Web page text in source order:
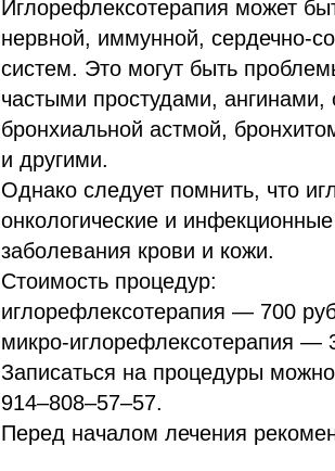
Иглорефлексотерапия может
нервной, иммунной, сердечно-
систем. Это могут быть
частыми простудами, ангинами,
бронхиальной астмой,
и другими.
Однако следует помнить, что
онкологические и
заболевания крови и кожи.
Стоимость процедур:
иглорефлексотерапия — 700
микро-иглорефлексотерапия —
Записаться на процедуры
914–808–57–57.
Перед началом лечения